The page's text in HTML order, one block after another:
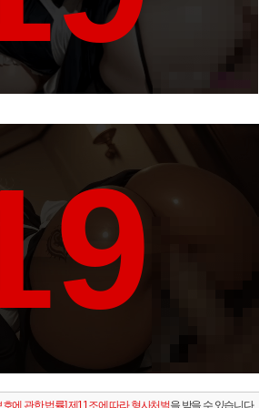
에 관한 법률] 제11조에 따라 형사처벌을 받을 수 있습니다.